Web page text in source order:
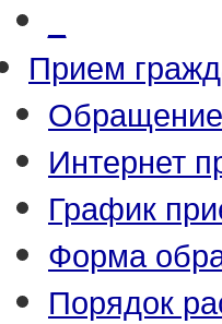
Прием
Обращение
Интернет
График
Форма
Порядок